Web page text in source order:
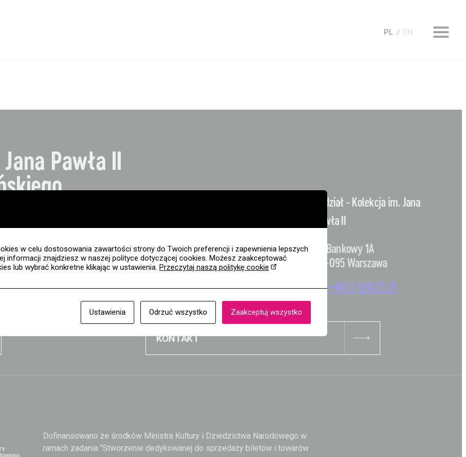
PL EN
KUP Bilet
Pawła II
14 91
al. Rzeczypospolitej 1
02-972 Warszawa
+48 22 308 14 91
Oddział - Kolekcja im. Jana
Pawła II
pl. Bankowy 1A
00-095 Warszawa
+48 22 620 27 25
KONTAKT
Dofinansowano ze środków Ministra Kultury i Dziedzictwa Narodowego w
ramach zadania "Stworzenie dedykowanej do sprzedaży biletów i towarów
w celu dostosowania zawartości strony do Twoich preferencji i zapewnienia lepszych
informacji znajdziesz w naszej polityce dotyczącej cookies. Możesz zaakceptować
lub wybrać konkretne klikając w ustawienia. Przeczytaj naszą politykę cookie
Ustawienia Odrzuć wszystko Zaakceptuj wszystko